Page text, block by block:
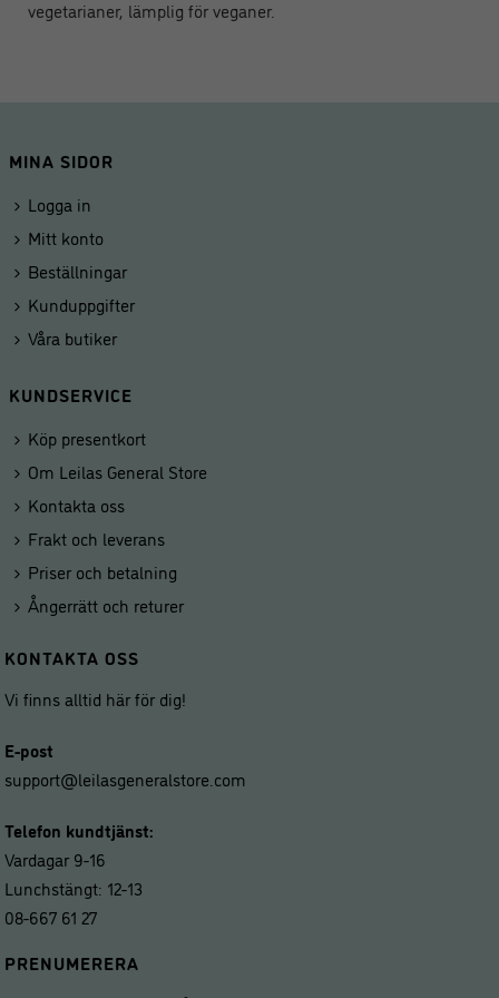
vegetarianer, lämplig för veganer.
MINA SIDOR
Logga in
Mitt konto
Beställningar
Kunduppgifter
Våra butiker
KUNDSERVICE
Köp presentkort
Om Leilas General Store
Kontakta oss
Frakt och leverans
Priser och betalning
Ångerrätt och returer
KONTAKTA OSS
Vi finns alltid här för dig!
E-post
support@leilasgeneralstore.com
Telefon kundtjänst:
Vardagar 9-16
Lunchstängt: 12-13
08-667 61 27
PRENUMERERA